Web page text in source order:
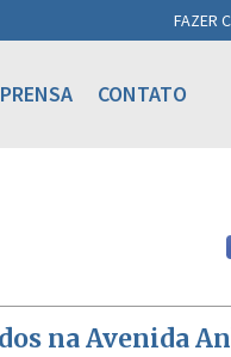
FAZER
CONTATO
na Avenida